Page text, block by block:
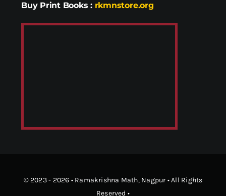
Buy Print Books : rkmnstore.org
© 2023 - 2026 • Ramakrishna Math, Nagpur • All Rights
Reserved •